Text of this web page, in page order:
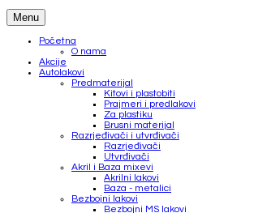
Menu
Početna
O nama
Akcije
Autolakovi
Predmaterijal
Kitovi i plastobiti
Prajmeri i predlakovi
Za plastiku
Brusni materijal
Razrjeđivači i utvrđivači
Razrjeđivači
Utvrđivači
Akril i Baza mixevi
Akrilni lakovi
Baza - metalici
Bezbojni lakovi
Bezbojni MS lakovi